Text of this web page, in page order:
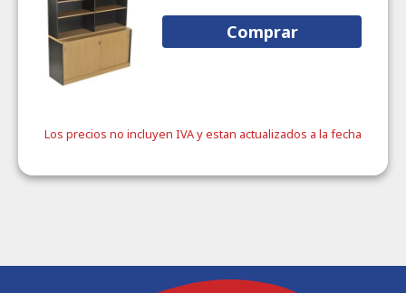
Comprar
Los precios no incluyen IVA y estan actualizados a la fecha